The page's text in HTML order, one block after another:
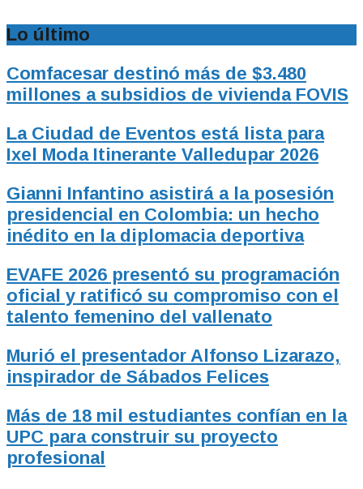
Lo último
Comfacesar destinó más de $3.480
millones a subsidios de vivienda FOVIS
La Ciudad de Eventos está lista para
Ixel Moda Itinerante Valledupar 2026
Gianni Infantino asistirá a la posesión
presidencial en Colombia: un hecho
inédito en la diplomacia deportiva
EVAFE 2026 presentó su programación
oficial y ratificó su compromiso con el
talento femenino del vallenato
Murió el presentador Alfonso Lizarazo,
inspirador de Sábados Felices
Más de 18 mil estudiantes confían en la
UPC para construir su proyecto
profesional